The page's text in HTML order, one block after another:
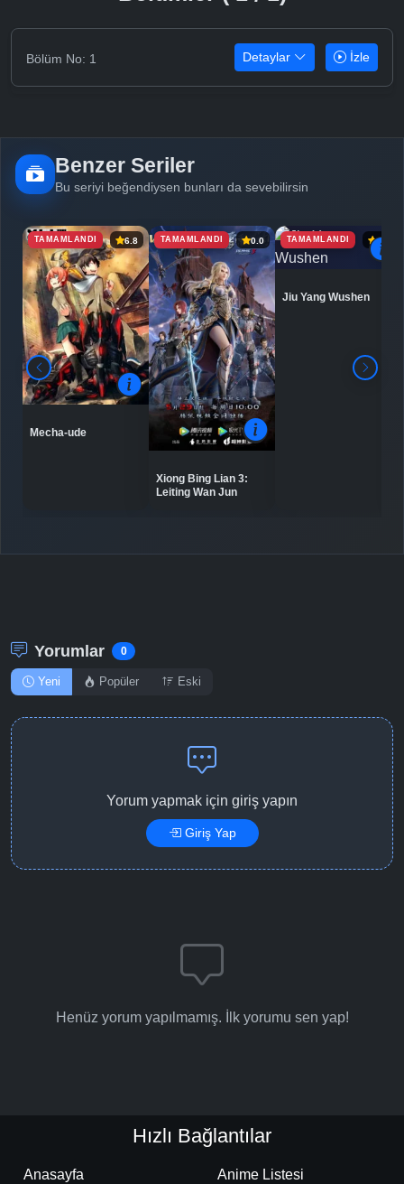
Bölüm No: 1 Detaylar İzle
Benzer Seriler
Bu seriyi beğendiysen bunları da sevebilirsin
TAMAMLANDI 6.8
Mecha-ude
TAMAMLANDI 0.0
Xiong Bing Lian 3:
Leiting Wan Jun
TAMAMLANDI 6.9
Jiu Yang Wushen
Yorumlar 0
Yeni Popüler Eski
Yorum yapmak için giriş yapın
Giriş Yap
Henüz yorum yapılmamış. İlk yorumu sen yap!
Hızlı Bağlantılar
Anasayfa Anime Listesi